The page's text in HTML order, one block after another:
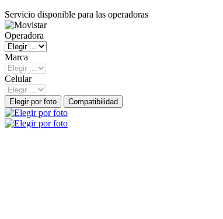
Servicio disponible para las operadoras
Operadora
Marca
Celular